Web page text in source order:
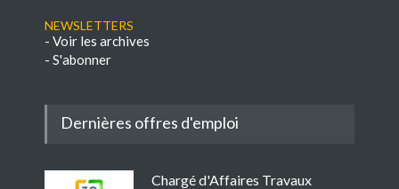
NEWSLETTERS
- Voir les archives
- S'abonner
Dernières offres d'emploi
Chargé d'Affaires Travaux